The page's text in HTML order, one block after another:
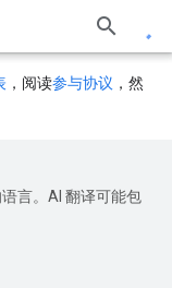
，阅读参与协议 ，然
言。AI 翻译可能包